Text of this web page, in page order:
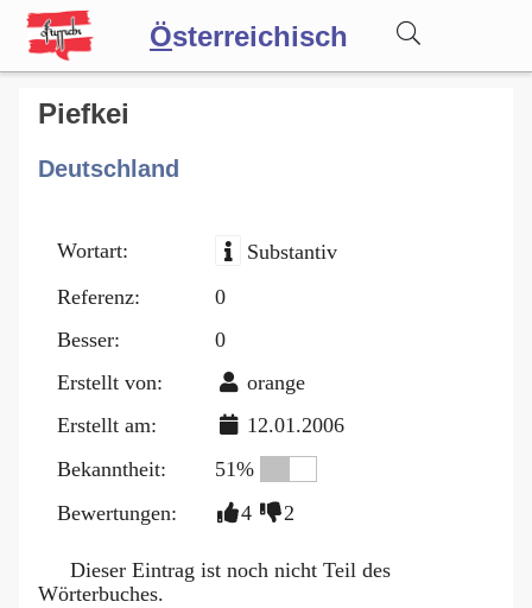
Österreichisch
Wörterbuch
Forum
Blog
Piefkei
Deutschland
Wortart:
Substantiv
Referenz:
0
Besser:
0
Erstellt von:
orange
Erstellt am:
12.01.2006
Bekanntheit:
51%
Bewertungen:
4 2
Dieser Eintrag ist noch nicht Teil des
Wörterbuches.